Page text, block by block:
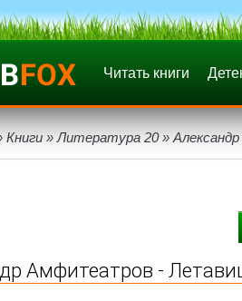
Читать книги
Книги » Литература 20»
Амфитеатров -